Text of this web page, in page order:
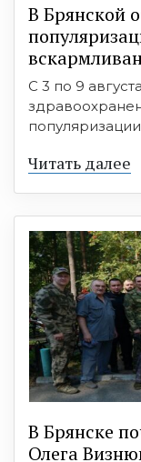
В Брянской
С 3 по 9
популяризации
Читать далее
В Брянске
Олега